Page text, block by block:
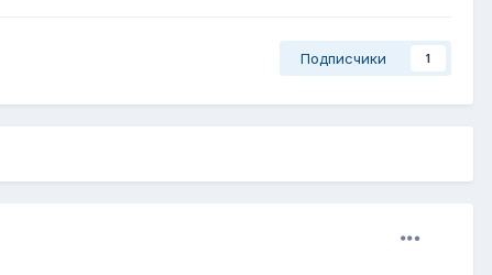
Подписчики 1